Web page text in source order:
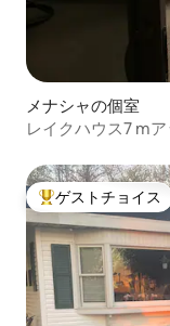
メナシャの個室
レイクハウス7 m
大好評のゲストチ
ゲストチョイス